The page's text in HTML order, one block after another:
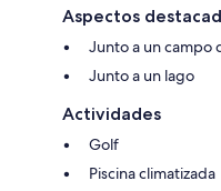
Aspectos
Junto a un campo
Junto a un lago
Actividades
Golf
Piscina climatizada